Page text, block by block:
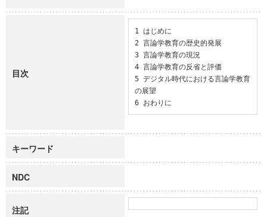
目次
1 はじめに
2 言論学教育の歴史的発展
3 言論学教育の現況
4 言論学教育の反省と評価
5 デジタル時代における言論学教育
の展望
6 おわりに
キーワード
NDC
注記